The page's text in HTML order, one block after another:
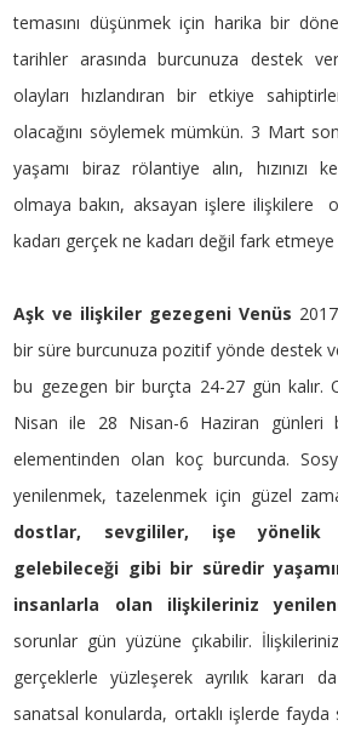
temasını düşünmek için harika bir
tarihler arasında burcunuza destek
olayları hızlandıran bir etkiye
olacağını söylemek mümkün. 3 Mart
yaşamı biraz rölantiye alın, hızınızı
olmaya bakın, aksayan işlere ilişkilere
kadarı gerçek ne kadarı değil fark etmeye
Aşk ve ilişkiler gezegeni Venüs
bir süre burcunuza pozitif yönde destek
bu gezegen bir burçta 24-27 gün kalır.
Nisan ile 28 Nisan-6 Haziran günleri
elementinden olan koç burcunda.
yenilenmek, tazelenmek için güzel
dostlar, sevgililer, işe yönelik
gelebileceği gibi bir süredir
insanlarla olan ilişkileriniz
sorunlar gün yüzüne çıkabilir.
gerçeklerle yüzleşerek ayrılık kararı
sanatsal konularda, ortaklı işlerde fayda